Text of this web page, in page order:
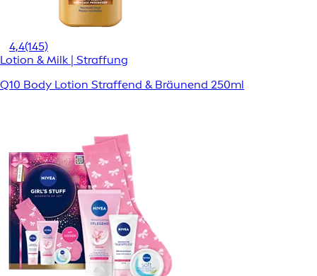
4,4(145)
Lotion & Milk | Straffung
Q10 Body Lotion Straffend & Bräunend 250ml